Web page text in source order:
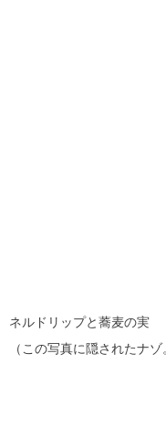
ネルドリップと蕎麦の実
（この写真に隠されたナ